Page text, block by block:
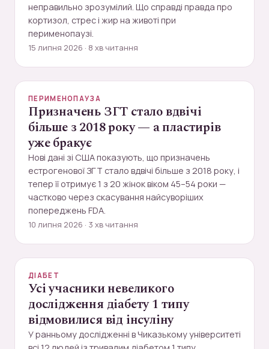
неправильно зрозумілий. Що справді правда про
кортизол, стрес і жир на животі при
перименопаузі.
15 липня 2026 · 8 хв читання
ПЕРИМЕНОПАУЗА
Призначень ЗГТ стало вдвічі
більше з 2018 року — а пластирів
уже бракує
Нові дані зі США показують, що призначень
естрогенової ЗГТ стало вдвічі більше з 2018 року, і
тепер її отримує 1 з 20 жінок віком 45–54 роки —
частково через скасування найсуворіших
попереджень FDA.
10 липня 2026 · 3 хв читання
ДІАБЕТ
Усі учасники невеликого
дослідження діабету 1 типу
відмовилися від інсуліну
У ранньому дослідженні в Чиказькому університеті